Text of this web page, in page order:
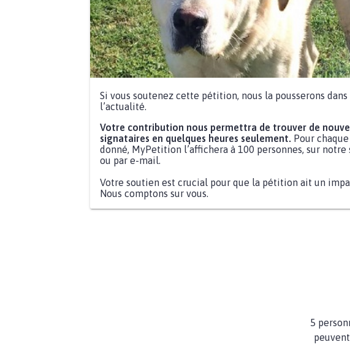
Si vous soutenez cette pétition, nous la pousserons dans
l’actualité.
Votre contribution nous permettra de trouver de
signataires en quelques heures seulement. Pour
donné, MyPetition l’affichera à 100 personnes, sur notre
ou par e-mail.
Votre soutien est crucial pour que la pétition ait un
Nous comptons sur vous.
5